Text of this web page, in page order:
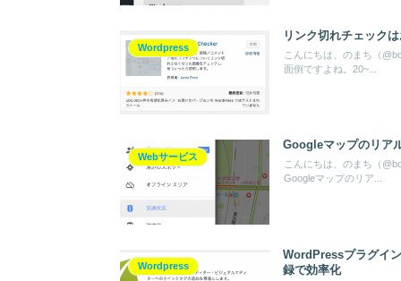
Wordpress
リンク切れチェック
こんにちは、のまち（
面倒ですよね。20~...
Webサービス
Googleマップのリア
こんにちは、のまち（
Googleマップのリア...
Wordpress
WordPressプラグイ
録で効率化